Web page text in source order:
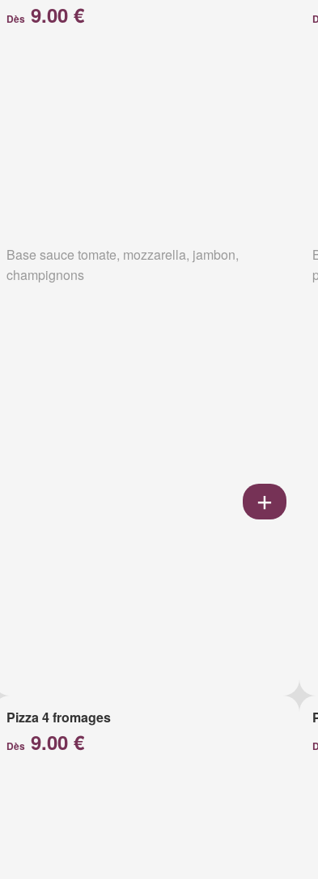
Dès9.00 €
Base sauce tomate, mozzarella, jambon,
champignons
Pizza 4 fromages
Dès9.00 €